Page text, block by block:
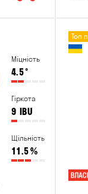
Міцність
4.5°
Гіркота
9 IBU
Щільність
11.5%
Топ